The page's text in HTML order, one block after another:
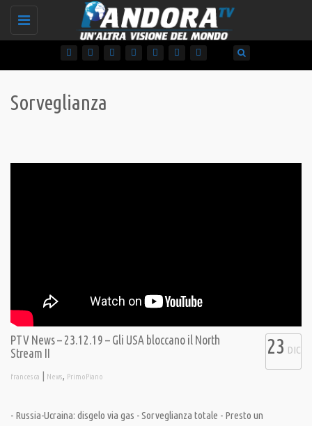
Toggle
Sorveglianza
PTV News – 23.12.19 – Gli USA bloccano il North
Stream II
francesca | News, PrimoPiano
23 DIC
- Russia-Ucraina: disgelo via gas - Sorveglianza totale - Presto un